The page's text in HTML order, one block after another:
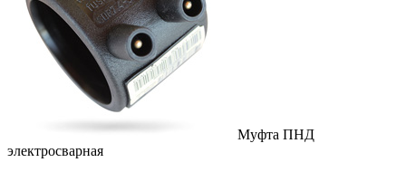
Муфта ПНД
электросварная